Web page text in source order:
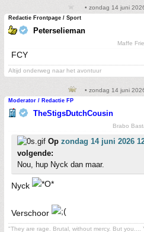
• zondag 14 juni
Redactie Frontpage / Sport
Peterselieman
Maffe
FCY
Altijd onderweg naar het avontuur
• zondag 14 juni
Moderator / Redactie FP
TheStigsDutchCousin
Brabo
Op zondag 14 juni 2026
volgende:
Nou, hup Nyck dan maar.
Nyck
Verschoor
"They are rage. Brutal, without mercy. But you....